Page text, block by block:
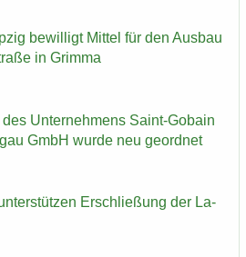
be­wil­ligt Mit­tel für den Aus­bau
in Grim­ma
Un­ter­neh­mens Saint-​Gobain
GmbH wurde neu ge­ord­net
Er­schlie­ßung der La­